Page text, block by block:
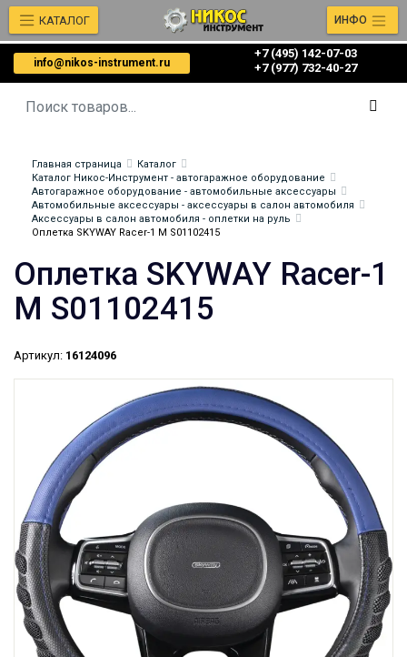
info@nikos-instrument.ru
+7 (495) 142-07-03
‎‎+7 (977) 732-40-27
КАТАЛОГ ИНФО
Главная страница
Каталог
Каталог Никос-Инструмент - автогаражное оборудование
Автогаражное оборудование - автомобильные аксессуары
Автомобильные аксессуары - аксессуары в салон автомобиля
Аксессуары в салон автомобиля - оплетки на руль
Оплетка SKYWAY Racer-1 M S01102415
Оплетка SKYWAY Racer-1
M S01102415
Артикул: 16124096